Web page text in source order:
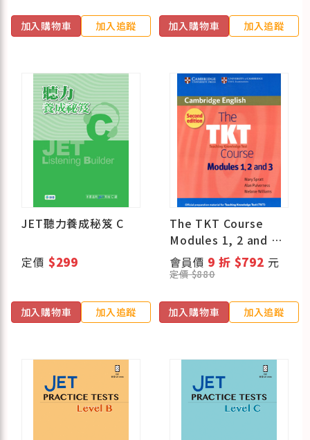
加入購物車 加入追蹤 加入購物車 加入追蹤
JET聽力養成秘笈 C
定價 $299
加入購物車 加入追蹤
The TKT Course
Modules 1, 2 and 3
(新版)
會員價 9 折 $792 元
定價 $880
加入購物車 加入追蹤